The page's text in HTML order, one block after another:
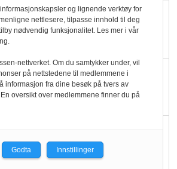
Ti bensinstasjoner
legger ned hver måned
Potetball, kylling og 98
oktan
endring: Stadig større
og lignende verktøy for
nettlesere, tilpasse innhold til deg
nødvendig funksjonalitet. Les mer i vår
nettverket. Om du samtykker under, vil
på nettstedene til medlemmene i
informasjon fra dine besøk på tvers av
oversikt over medlemmene finner du på
Godta Innstillinger